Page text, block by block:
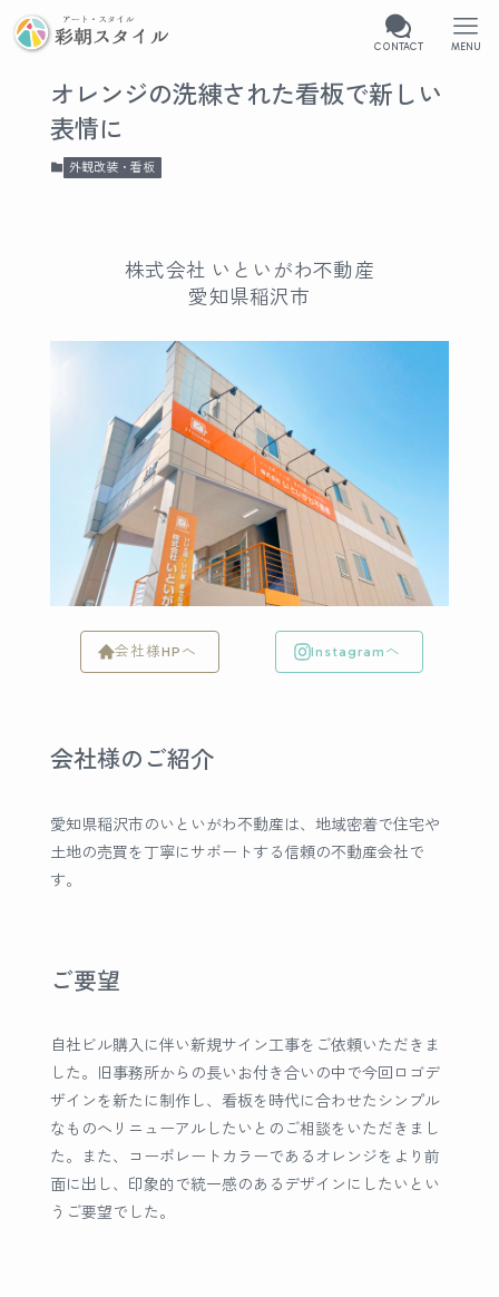
CONTACT MENU
オレンジの洗練された看板で新しい
表情に
外観改装・看板
株式会社 いといがわ不動産
愛知県稲沢市
会社様HPへ Instagramへ
会社様のご紹介
愛知県稲沢市のいといがわ不動産は、地域密着で住宅や
土地の売買を丁寧にサポートする信頼の不動産会社で
す。
ご要望
自社ビル購入に伴い新規サイン工事をご依頼いただきま
した。旧事務所からの長いお付き合いの中で今回ロゴデ
ザインを新たに制作し、看板を時代に合わせたシンプル
なものへリニューアルしたいとのご相談をいただきまし
た。また、コーポレートカラーであるオレンジをより前
面に出し、印象的で統一感のあるデザインにしたいとい
うご要望でした。